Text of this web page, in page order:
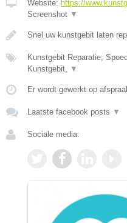
Website: https://
Screenshot ▼
Snel uw kunstgebit laten
Kunstgebit Reparatie,
Kunstgebit, ▼
Er wordt gewerkt op
Laatste facebook posts ▼
Sociale media: